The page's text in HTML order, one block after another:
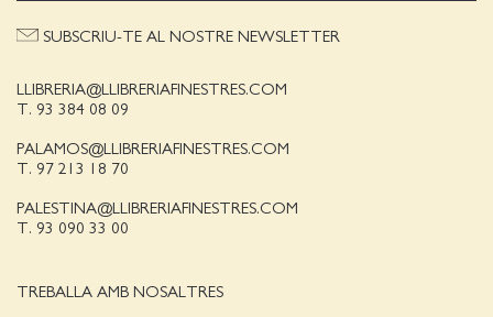
LLIBRERIA@LLIBRERIAFINESTRES.COM
T. 93 384 08 09
PALAMOS@LLIBRERIAFINESTRES.COM
T. 97 213 18 70
PALESTINA@LLIBRERIAFINESTRES.COM
T. 93 090 33 00
TREBALLA AMB NOSALTRES
SUBSCRIU-TE AL NOSTRE NEWSLETTER